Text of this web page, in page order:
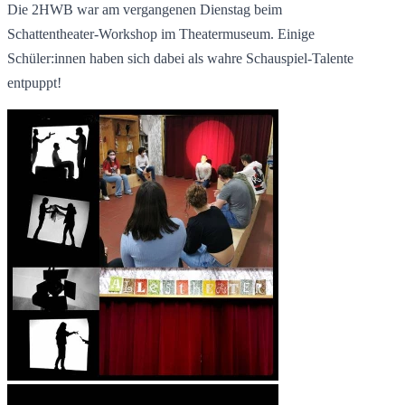
Die 2HWB war am vergangenen Dienstag beim
Schattentheater-Workshop im Theatermuseum. Einige
Schüler:innen haben sich dabei als wahre Schauspiel-Talente
entpuppt!